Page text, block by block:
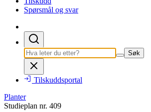
Spørsmål og svar
Søk
Tilskuddsportal
Planter
Studieplan nr. 409